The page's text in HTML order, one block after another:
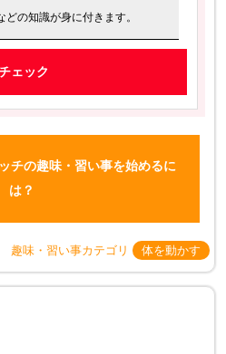
の知識が身に付きます。
ェック
チの趣味・習い事を始めるに
は？
趣味・習い事カテゴリ 体を動かす